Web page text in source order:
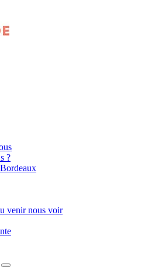
?
venir nous voir